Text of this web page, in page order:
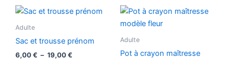
Adulte
Sac et trousse prénom
6,00€ – 19,00€
prix :
6,00 €
produit
variations.
Adulte
Pot à crayon maîtresse
produit
variations.
prix :